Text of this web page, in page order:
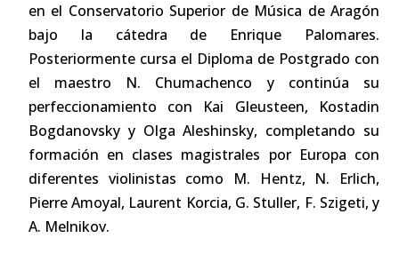
en el Conservatorio Superior de Música de Aragón
bajo la cátedra de Enrique Palomares.
Posteriormente cursa el Diploma de Postgrado con
el maestro N. Chumachenco y continúa su
perfeccionamiento con Kai Gleusteen, Kostadin
Bogdanovsky y Olga Aleshinsky, completando su
formación en clases magistrales por Europa con
diferentes violinistas como M. Hentz, N. Erlich,
Pierre Amoyal, Laurent Korcia, G. Stuller, F. Szigeti, y
A. Melnikov.